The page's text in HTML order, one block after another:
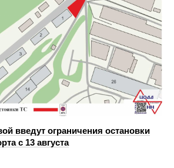
введут ограничения остановки
с 13 августа